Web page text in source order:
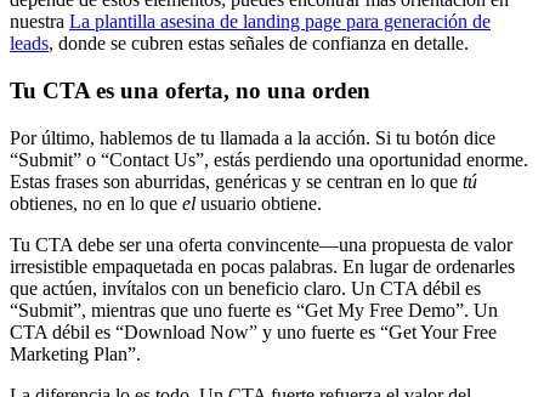
nuestra La plantilla asesina de landing page para generación de
leads, donde se cubren estas señales de confianza en detalle.
Tu CTA es una oferta, no una orden
Por último, hablemos de tu llamada a la acción. Si tu botón dice
“Submit” o “Contact Us”, estás perdiendo una oportunidad enorme.
Estas frases son aburridas, genéricas y se centran en lo que tú
obtienes, no en lo que el usuario obtiene.
Tu CTA debe ser una oferta convincente—una propuesta de valor
irresistible empaquetada en pocas palabras. En lugar de ordenarles
que actúen, invítalos con un beneficio claro. Un CTA débil es
“Submit”, mientras que uno fuerte es “Get My Free Demo”. Un
CTA débil es “Download Now” y uno fuerte es “Get Your Free
Marketing Plan”.